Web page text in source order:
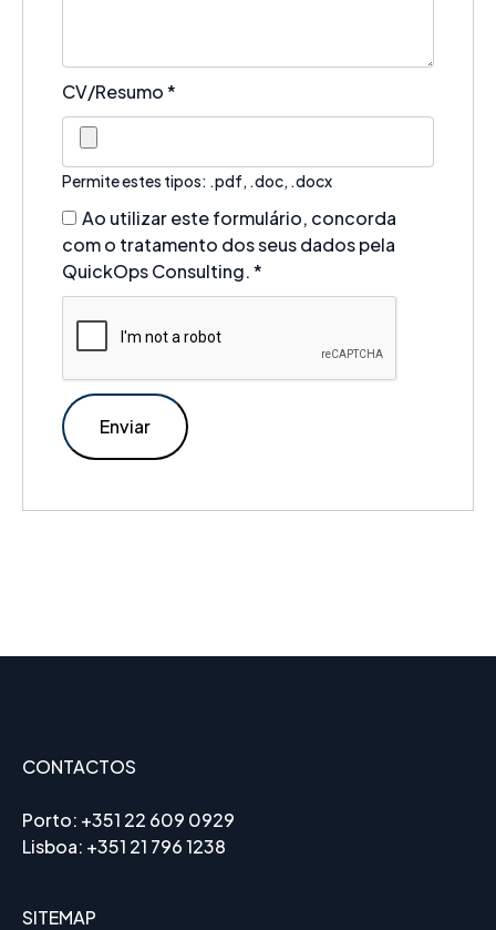
CV/Resumo*
Permite estes tipos: .pdf, .doc, .docx
Ao utilizar este formulário, concorda
com o tratamento dos seus dados pela
QuickOps Consulting.*
CONTACTOS
Porto: +351 22 609 0929
Lisboa: +351 21 796 1238
SITEMAP